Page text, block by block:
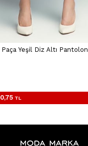
Yeşil Diz Altı Pantolon
TL